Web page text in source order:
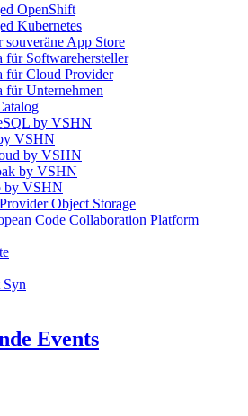
OpenShift
Kubernetes
souveräne App Store
für Softwarehersteller
für Cloud Provider
für Unternehmen
by VSHN
VSHN
by VSHN
by VSHN
by VSHN
Object Storage
Code Collaboration Platform
Syn
Events